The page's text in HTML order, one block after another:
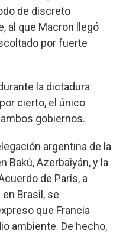
de discreto
al que Macron llegó
por fuerte
la dictadura
cierto, el único
gobiernos.
argentina de la
Bakú, Azerbaiyán, y la
de París, a
Brasil, se
que Francia
ambiente. De hecho,